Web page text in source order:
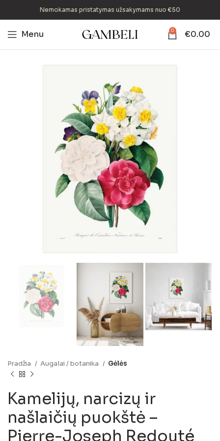
Nemokamas pristatymas užsakymams nuo €50
Menu 0 €0.00
Pradžia Augalai / botanika Gėlės
Kamelijų, narcizų ir
našlaičių puokštė –
Pierre-Joseph Redouté